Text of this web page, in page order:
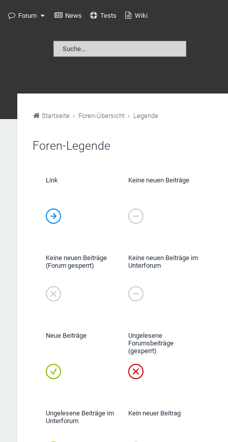
Forum News Tests Wiki
Startseite Foren-Übersicht Legende
Foren-Legende
Link Keine neuen Beiträge
Keine neuen Beiträge
(Forum gesperrt)
Keine neuen Beiträge im
Unterforum
Neue Beiträge
Ungelesene
Forumsbeiträge
(gesperrt)
Ungelesene Beiträge im
Unterforum
Kein neuer Beitrag